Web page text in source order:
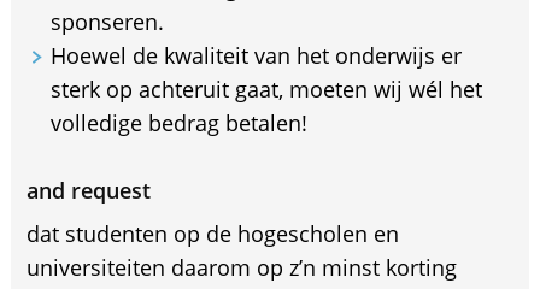
sponseren.
Hoewel de kwaliteit van het onderwijs er
sterk op achteruit gaat, moeten wij wél het
volledige bedrag betalen!
and request
dat studenten op de hogescholen en
universiteiten daarom op z’n minst korting